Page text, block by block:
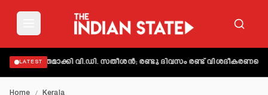
LATEST
വ്യക്തമാക്കി വി.ഡി. സതീശൻ; രണ്ടു ദിവസം രണ്ട് വിശദീകരണമെന്ന്